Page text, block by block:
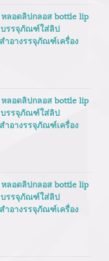
ลอดลิปกลอส bottle lip
รรจุภัณฑ์ใส่ลิป
อางรรจุภัณฑ์เครื่อง
ลอดลิปกลอส bottle lip
รรจุภัณฑ์ใส่ลิป
อางรรจุภัณฑ์เครื่อง
ลอดลิปกลอส bottle lip
รรจุภัณฑ์ใส่ลิป
อางรรจุภัณฑ์เครื่อง